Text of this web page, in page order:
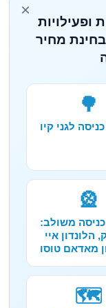
×
ופעילויות
מחיר
🌳
לגני קיו
🎡
משולב:
הלונדון איי
מאדאם טוסו
🗺️